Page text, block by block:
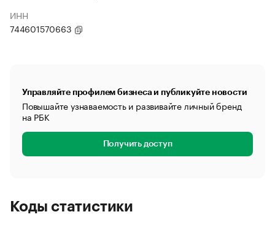
ИНН
744601570663
Управляйте профилем бизнеса и публикуйте новости
Повышайте узнаваемость и развивайте личный бренд
на РБК
Получить доступ
Коды статистики